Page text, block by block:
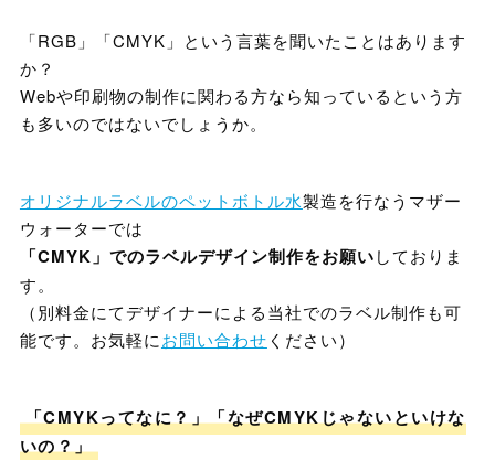
「RGB」「CMYK」という言葉を聞いたことはあります
か？
Webや印刷物の制作に関わる方なら知っているという方
も多いのではないでしょうか。
オリジナルラベルのペットボトル水製造を行なうマザー
ウォーターでは
「CMYK」でのラベルデザイン制作をお願いしておりま
す。
（別料金にてデザイナーによる当社でのラベル制作も可
能です。お気軽にお問い合わせ ください）
「CMYKってなに？」「なぜCMYKじゃないといけな
いの？」